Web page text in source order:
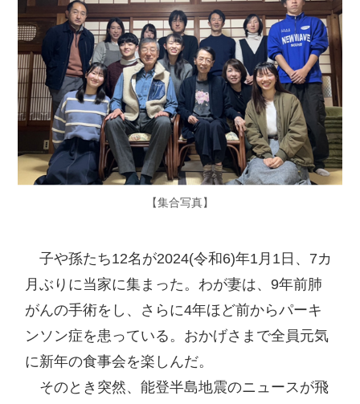
【集合写真】
子や孫たち12名が2024(令和6)年1月1日、7カ
月ぶりに当家に集まった。わが妻は、9年前肺
がんの手術をし、さらに4年ほど前からパーキ
ンソン症を患っている。おかげさまで全員元気
に新年の食事会を楽しんだ。
そのとき突然、能登半島地震のニュースが飛